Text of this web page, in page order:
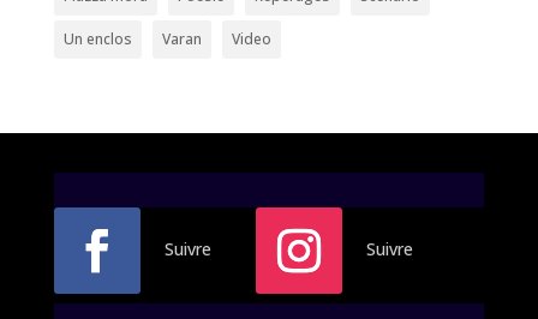
Un enclos Varan Video
Suivre Suivre